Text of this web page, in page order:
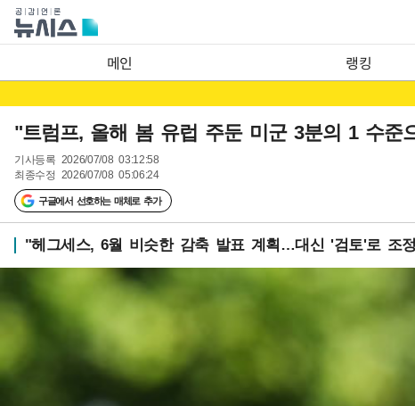
메인 랭킹
"트럼프, 올해 봄 유럽 주둔 미군 3분의 1 수준
기사등록 2026/07/08 03:12:58
최종수정 2026/07/08 05:06:24
구글에서 선호하는 매체로 추가
"헤그세스, 6월 비슷한 감축 발표 계획…대신 '검토'로 조